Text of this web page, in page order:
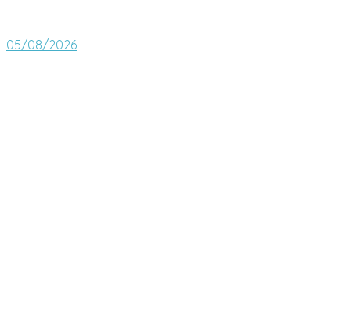
05/08/2026